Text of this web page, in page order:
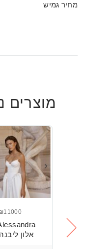
מחיר גמיש
מוצרים
אלון ליבנה